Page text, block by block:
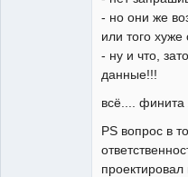
- но они же
или того хуже
- ну и что,
данные!!!
всё....
PS вопрос в